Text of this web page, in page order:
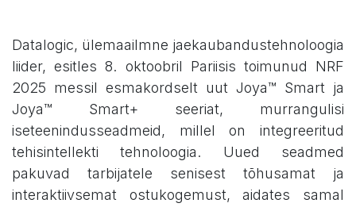
Datalogic, ülemaailmne jaekaubandustehnoloogia
liider, esitles 8. oktoobril Pariisis toimunud NRF
2025 messil esmakordselt uut Joya™ Smart ja
Joya™ Smart+ seeriat, murrangulisi
iseteenindusseadmeid, millel on integreeritud
tehisintellekti tehnoloogia. Uued seadmed
pakuvad tarbijatele senisest tõhusamat ja
interaktiivsemat ostukogemust, aidates samal